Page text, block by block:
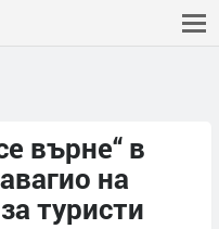
върне“ в
на
туристи